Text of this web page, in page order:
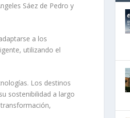
Sáez de Pedro y
a los
utilizando el
Los destinos
sostenibilidad a largo